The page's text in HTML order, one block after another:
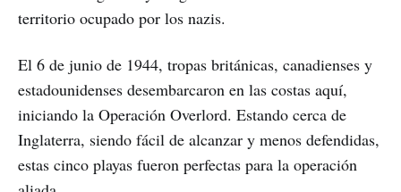
territorio ocupado por los nazis.
El 6 de junio de 1944, tropas británicas, canadienses y
estadounidenses desembarcaron en las costas aquí,
iniciando la Operación Overlord. Estando cerca de
Inglaterra, siendo fácil de alcanzar y menos defendidas,
estas cinco playas fueron perfectas para la operación